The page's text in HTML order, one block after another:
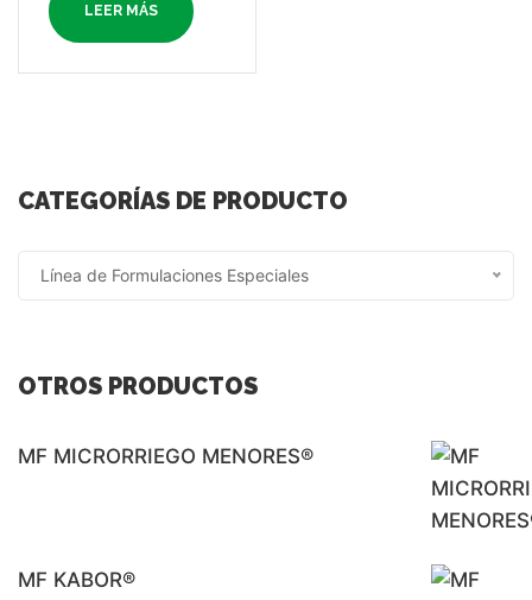
LEER MÁS
CATEGORÍAS DE PRODUCTO
Línea de Formulaciones Especiales
OTROS PRODUCTOS
MF MICRORRIEGO MENORES®
MF KABOR®